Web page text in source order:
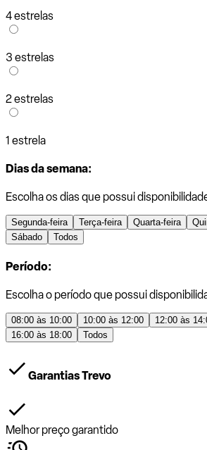
4 estrelas
3 estrelas
2 estrelas
1 estrela
Dias da semana:
Escolha os dias que possui
Segunda-feira Terça-feira Quarta-feira
Sábado
Todos
Período:
Escolha o período que possui
08:00 às 10:00 10:00 às 12:00 12:00 às
16:00 às 18:00
Todos
Garantias Trevo
Melhor preço garantido